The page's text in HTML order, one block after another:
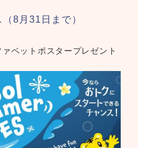
8月31日まで）
ベットポスタープレゼント